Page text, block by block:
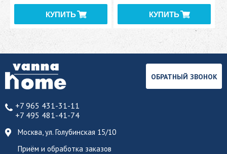
+7 965 431-31-11
+7 495 481-41-74
Москва, ул. Голубинская 15/10
Приём и обработка заказов
ОБРАТНЫЙ ЗВОНОК